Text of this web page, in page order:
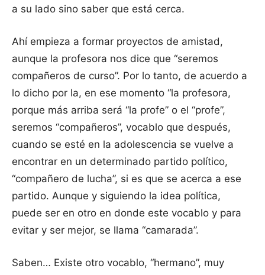
a su lado sino saber que está cerca.
Ahí empieza a formar proyectos de amistad,
aunque la profesora nos dice que “seremos
compañeros de curso”. Por lo tanto, de acuerdo a
lo dicho por la, en ese momento “la profesora,
porque más arriba será “la profe” o el “profe”,
seremos “compañeros”, vocablo que después,
cuando se esté en la adolescencia se vuelve a
encontrar en un determinado partido político,
“compañero de lucha”, si es que se acerca a ese
partido. Aunque y siguiendo la idea política,
puede ser en otro en donde este vocablo y para
evitar y ser mejor, se llama “camarada”.
Saben… Existe otro vocablo, “hermano”, muy